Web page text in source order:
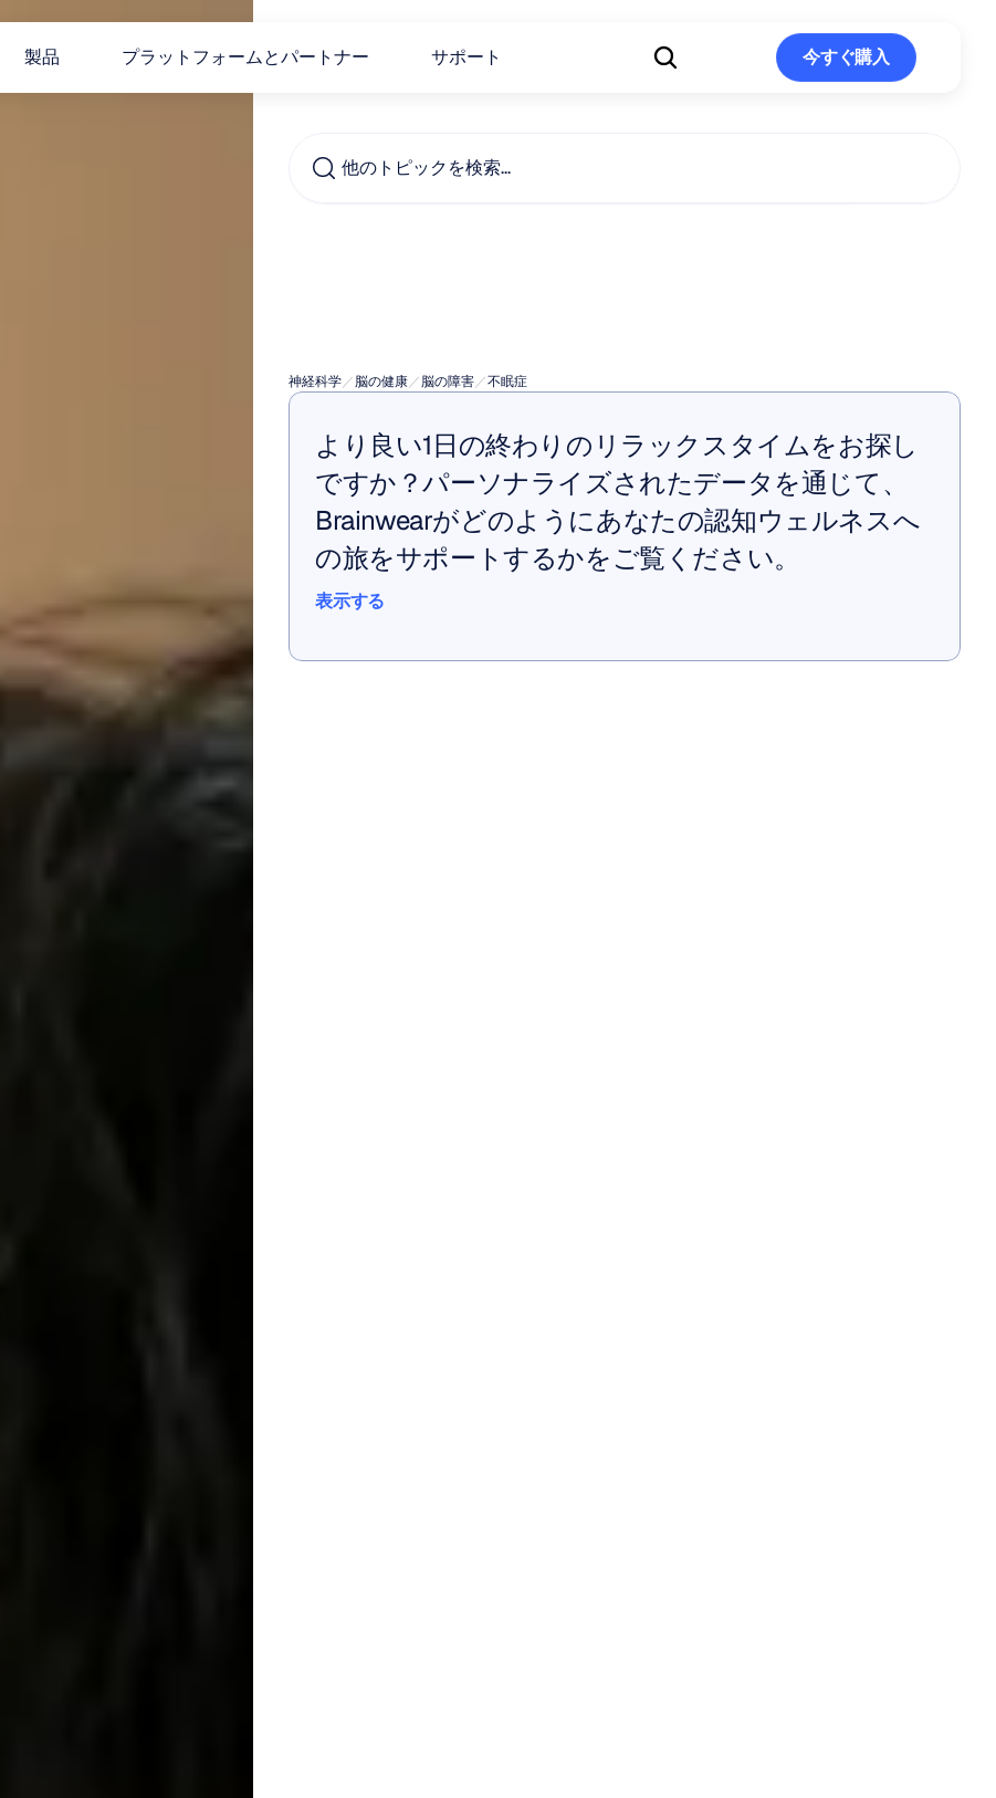
製品 プラットフォームとパートナー サポート
今すぐ購入
他のトピックを検索...
神経科学／脳の健康／脳の障害／不眠症
より良い1日の終わりのリラックスタイムをお探し
ですか？パーソナライズされたデータを通じて、
Brainwearがどのようにあなたの認知ウェルネスへ
の旅をサポートするかをご覧ください。
表示する